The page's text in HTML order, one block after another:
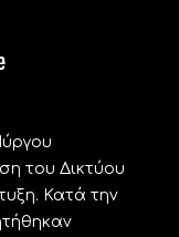
του Δικτύου
Κατά την